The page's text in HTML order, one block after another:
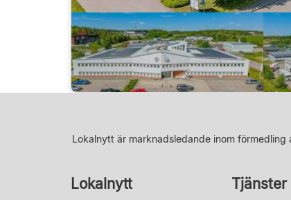
Lokalnytt är marknadsledande inom
Lokalnytt Tjänster